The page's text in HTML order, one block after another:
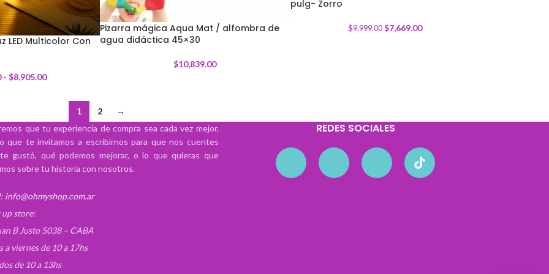
-23%
pulg- Zorro
$9,999.00 $7,669.00
Pizarra mágica Aqua Mat / alfombra de
agua didáctica 45×30
$10,839.00
LED Multicolor Con
- $8,905.00
1 2
→
que tu experiencia de compra sea cada vez mejor,
que te invitamos a escribirnos para que nos cuentes
gustó, qué podemos mejorar, o lo que quieras que
sobre tu historia con nosotros.
info@ohmyshop.com.ar
up store:
B Justo 5038 – CABA
a viernes de 10 a 17hs
de 10 a 13hs
REDES SOCIALES